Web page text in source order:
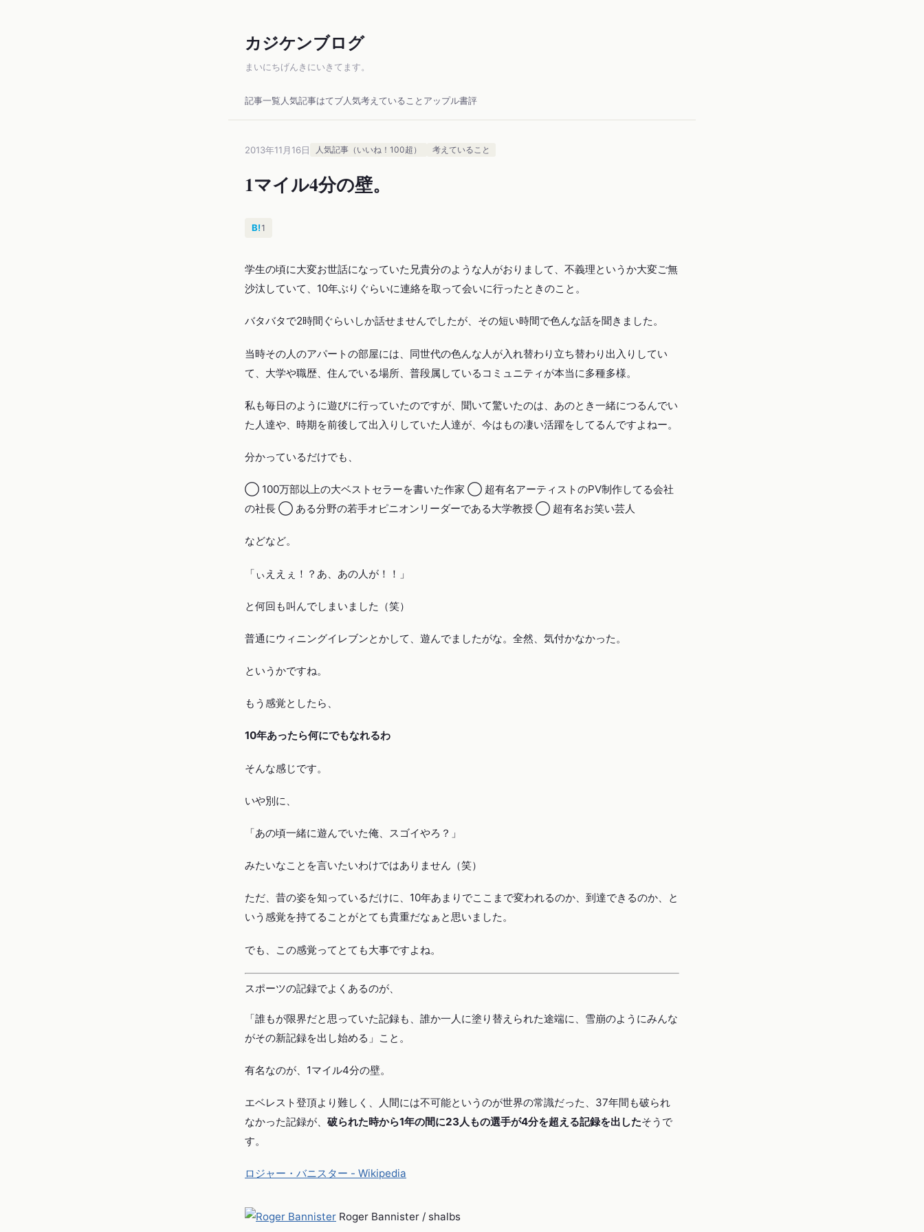
カジケンブログ
まいにちげんきにいきてます。
記事一覧 人気記事はてブ人気考えていること アップル書評
2013年11月16日 人気記事（いいね！100超） 考えていること
1マイル4分の壁。
B!1
学生の頃に大変お世話になっていた兄貴分のような人がおりまして、不義理というか大変ご無
沙汰していて、10年ぶりぐらいに連絡を取って会いに行ったときのこと。
バタバタで2時間ぐらいしか話せませんでしたが、その短い時間で色んな話を聞きました。
当時その人のアパートの部屋には、同世代の色んな人が入れ替わり立ち替わり出入りしてい
て、大学や職歴、住んでいる場所、普段属しているコミュニティが本当に多種多様。
私も毎日のように遊びに行っていたのですが、聞いて驚いたのは、あのとき一緒につるんでい
た人達や、時期を前後して出入りしていた人達が、今はもの凄い活躍をしてるんですよねー。
分かっているだけでも、
◯ 100万部以上の大ベストセラーを書いた作家 ◯ 超有名アーティストのPV制作してる会社
の社長 ◯ ある分野の若手オピニオンリーダーである大学教授 ◯ 超有名お笑い芸人
などなど。
「ぃええぇ！？あ、あの人が！！」
と何回も叫んでしまいました（笑）
普通にウィニングイレブンとかして、遊んでましたがな。全然、気付かなかった。
というかですね。
もう感覚としたら、
10年あったら何にでもなれるわ
そんな感じです。
いや別に、
「あの頃一緒に遊んでいた俺、スゴイやろ？」
みたいなことを言いたいわけではありません（笑）
ただ、昔の姿を知っているだけに、10年あまりでここまで変われるのか、到達できるのか、と
いう感覚を持てることがとても貴重だなぁと思いました。
でも、この感覚ってとても大事ですよね。
スポーツの記録でよくあるのが、
「誰もが限界だと思っていた記録も、誰か一人に塗り替えられた途端に、雪崩のようにみんな
がその新記録を出し始める」こと。
有名なのが、1マイル4分の壁。
エベレスト登頂より難しく、人間には不可能というのが世界の常識だった、37年間も破られ
なかった記録が、 破られた時から1年の間に23人もの選手が4分を超える記録を出したそうで
す。
ロジャー・バニスター - Wikipedia
Roger Bannister / shalbs